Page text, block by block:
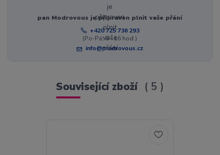
pan Modrovous je připraven plnit vaše přání
+420 725 736 293
(Po-Pá, 8 - 16 hod.)
info@modrovous.cz
Související zboží 5